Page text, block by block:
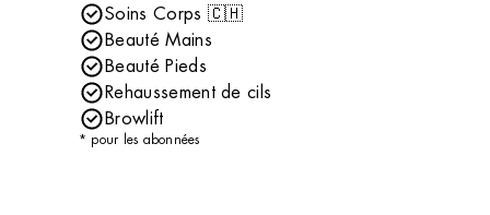
Soins Corps 🇨🇭
Beauté Mains
Beauté Pieds
Rehaussement de cils
Browlift
* pour les abonnées